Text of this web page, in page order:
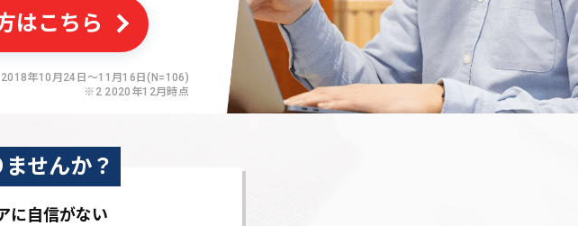
はこちら
年10月24日〜11月16日(N=106)
※2 2020年12月時点
せんか？
に自信がない